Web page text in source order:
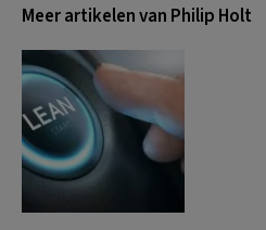
Meer artikelen van Philip Holt